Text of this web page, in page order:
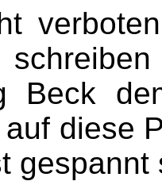
Beck
diese
gespannt